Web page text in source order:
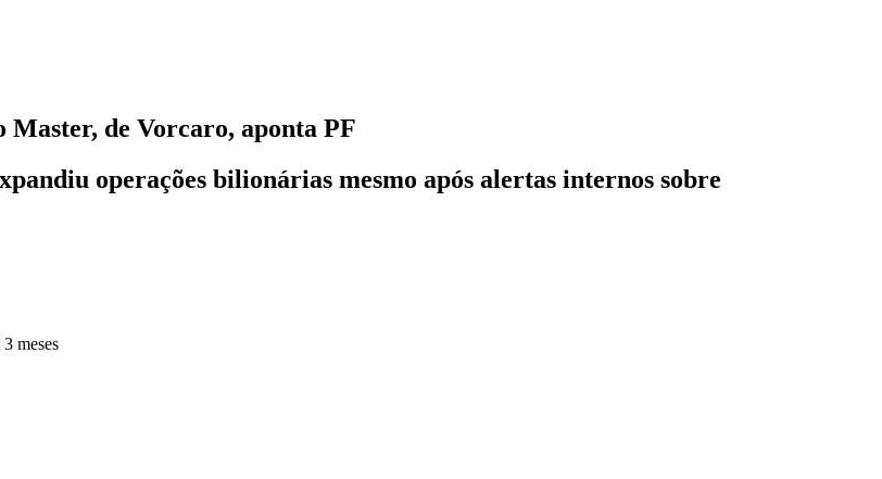
Master, de Vorcaro, aponta PF
operações bilionárias mesmo após alertas internos sobre
3 meses